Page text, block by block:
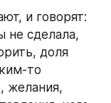
и говорят:
не сделала,
доля
то
желания,